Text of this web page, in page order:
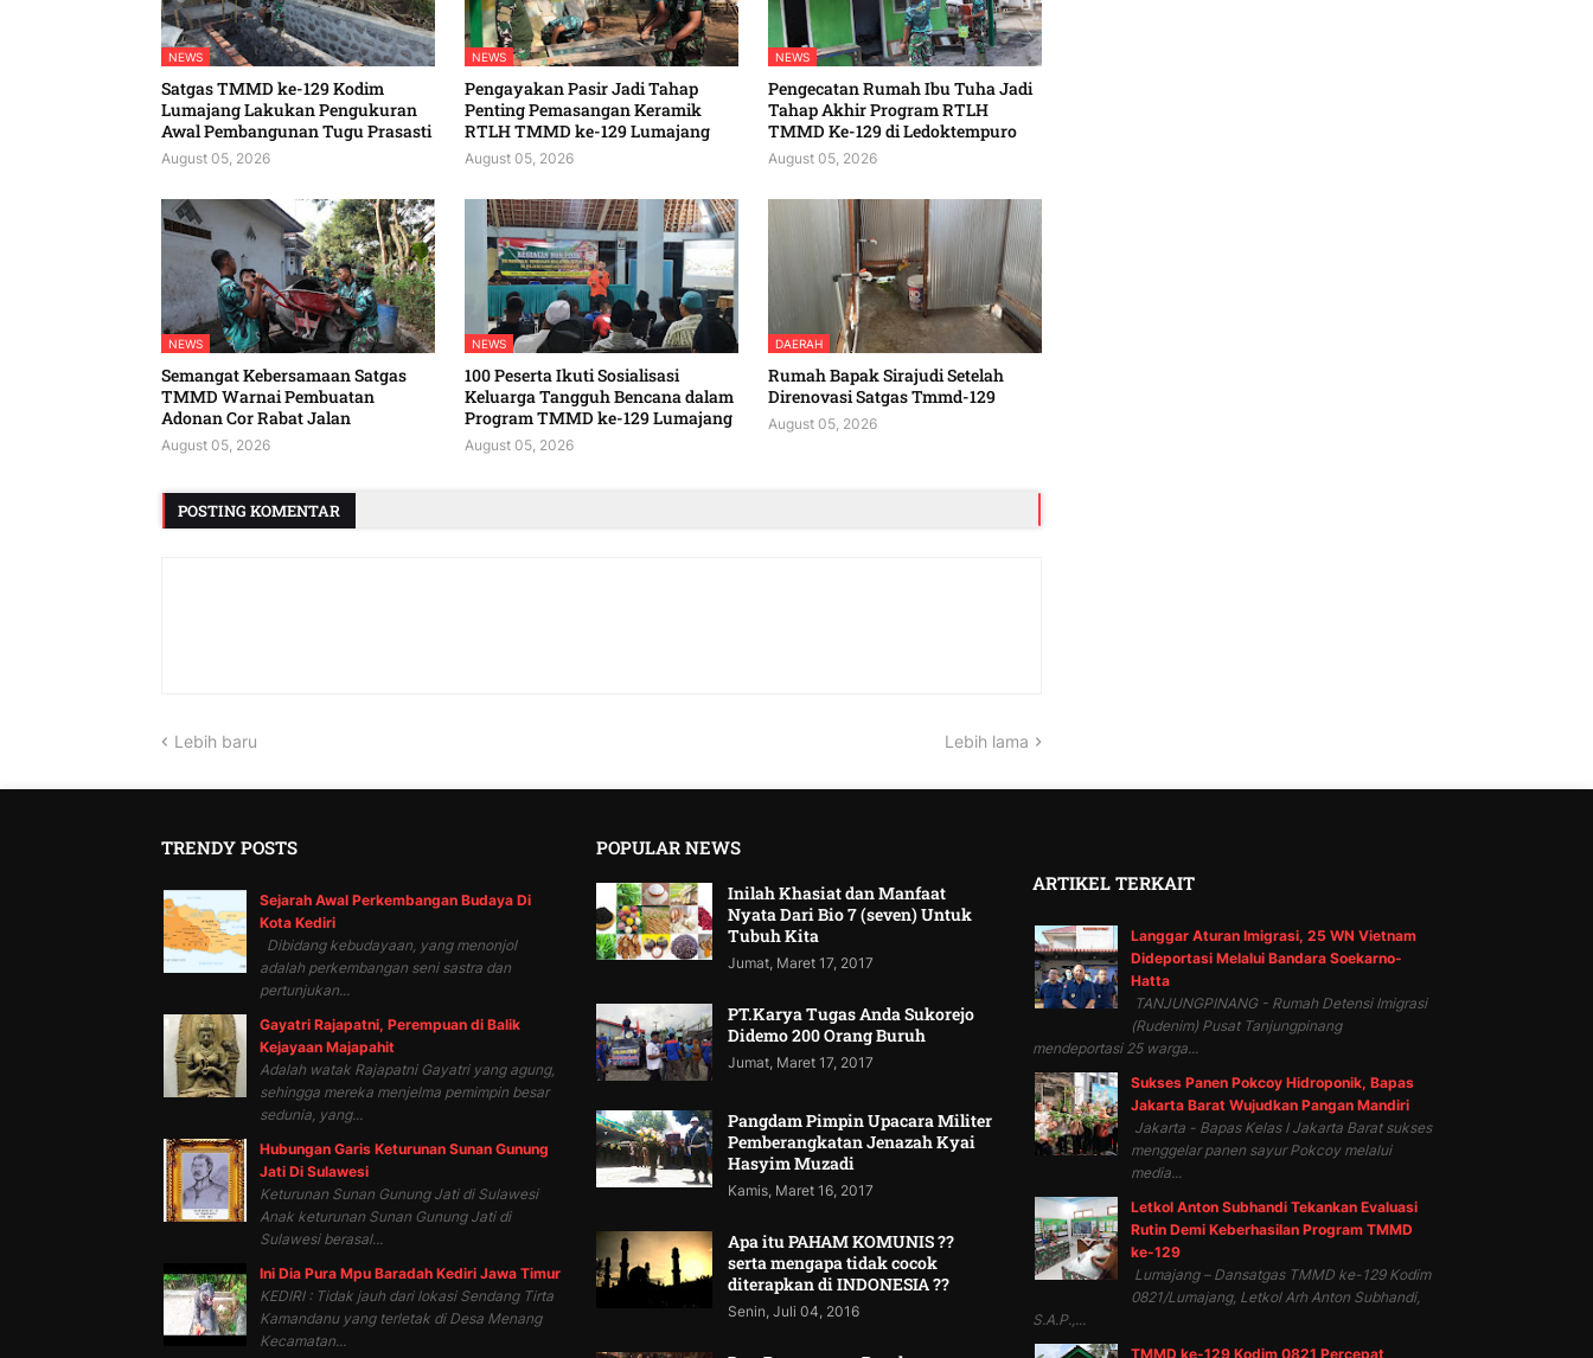
NEWS
Satgas TMMD ke-129 Kodim
Lumajang Lakukan Pengukuran
Awal Pembangunan Tugu Prasasti
August 05, 2026
NEWS
Pengayakan Pasir Jadi Tahap
Penting Pemasangan Keramik
RTLH TMMD ke-129 Lumajang
August 05, 2026
NEWS
Pengecatan Rumah Ibu Tuha Jadi
Tahap Akhir Program RTLH
TMMD Ke-129 di Ledoktempuro
August 05, 2026
NEWS
Semangat Kebersamaan Satgas
TMMD Warnai Pembuatan
Adonan Cor Rabat Jalan
August 05, 2026
NEWS
100 Peserta Ikuti Sosialisasi
Keluarga Tangguh Bencana dalam
Program TMMD ke-129 Lumajang
August 05, 2026
DAERAH
Rumah Bapak Sirajudi Setelah
Direnovasi Satgas Tmmd-129
August 05, 2026
POSTING KOMENTAR
Lebih baru Lebih lama
TRENDY POSTS
Sejarah Awal Perkembangan Budaya Di
Kota Kediri
Dibidang kebudayaan, yang menonjol
adalah perkembangan seni sastra dan
pertunjukan...
Gayatri Rajapatni, Perempuan di Balik
Kejayaan Majapahit
Adalah watak Rajapatni Gayatri yang agung,
sehingga mereka menjelma pemimpin besar
sedunia, yang...
Hubungan Garis Keturunan Sunan Gunung
Jati Di Sulawesi
Keturunan Sunan Gunung Jati di Sulawesi
Anak keturunan Sunan Gunung Jati di
Sulawesi berasal...
Ini Dia Pura Mpu Baradah Kediri Jawa Timur
KEDIRI : Tidak jauh dari lokasi Sendang Tirta
Kamandanu yang terletak di Desa Menang
Kecamatan...
POPULAR NEWS
Inilah Khasiat dan Manfaat
Nyata Dari Bio 7 (seven) Untuk
Tubuh Kita
Jumat, Maret 17, 2017
PT.Karya Tugas Anda Sukorejo
Didemo 200 Orang Buruh
Jumat, Maret 17, 2017
Pangdam Pimpin Upacara Militer
Pemberangkatan Jenazah Kyai
Hasyim Muzadi
Kamis, Maret 16, 2017
Apa itu PAHAM KOMUNIS ??
serta mengapa tidak cocok
diterapkan di INDONESIA ??
Senin, Juli 04, 2016
ARTIKEL TERKAIT
Langgar Aturan Imigrasi, 25 WN Vietnam
Dideportasi Melalui Bandara Soekarno-
Hatta
TANJUNGPINANG - Rumah Detensi Imigrasi
(Rudenim) Pusat Tanjungpinang
mendeportasi 25 warga...
Sukses Panen Pokcoy Hidroponik, Bapas
Jakarta Barat Wujudkan Pangan Mandiri
Jakarta - Bapas Kelas I Jakarta Barat sukses
menggelar panen sayur Pokcoy melalui
media...
Letkol Anton Subhandi Tekankan Evaluasi
Rutin Demi Keberhasilan Program TMMD
ke-129
Lumajang – Dansatgas TMMD ke-129 Kodim
0821/Lumajang, Letkol Arh Anton Subhandi,
S.A.P.,...
TMMD ke-129 Kodim 0821 Percepat